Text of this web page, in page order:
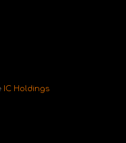
IC Holdings